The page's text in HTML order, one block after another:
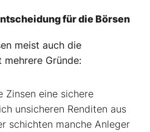
für die Börsen
meist auch die
mehrere Gründe:
Zinsen eine sichere
unsicheren Renditen aus
schichten manche Anleger